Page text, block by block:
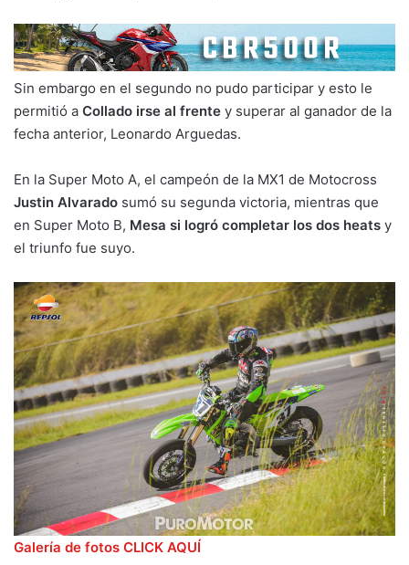
Sin embargo en el segundo no pudo participar y esto le
permitió a Collado irse al frente y superar al ganador de la
fecha anterior, Leonardo Arguedas.
En la Super Moto A, el campeón de la MX1 de Motocross
Justin Alvarado sumó su segunda victoria, mientras que
en Super Moto B, Mesa si logró completar los dos heats y
el triunfo fue suyo.
Galería de fotos CLICK AQUÍ